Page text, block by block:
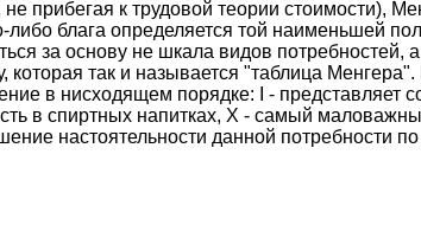
прибегая к трудовой теории стоимости),
блага определяется той наименьшей
за основу не шкала видов потребностей,
так и называется "таблица
в нисходящем порядке: I - представляет
в спиртных напитках, X - самый
настоятельности данной потребности